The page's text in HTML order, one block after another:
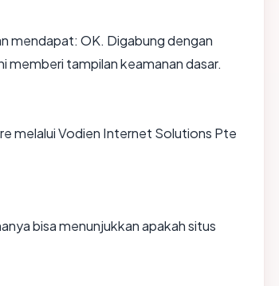
mendapat: OK. Digabung dengan
memberi tampilan keamanan dasar.
melalui Vodien Internet Solutions Pte
bisa menunjukkan apakah situs